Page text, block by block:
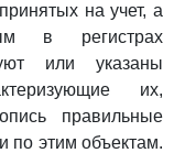
на учет, а
в регистрах
или указаны
их,
правильные
по этим объектам.